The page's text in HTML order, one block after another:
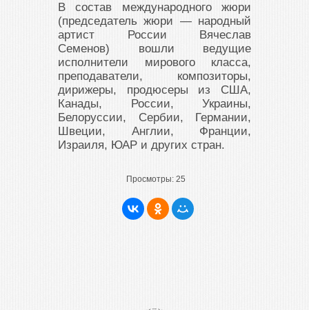
В состав международного жюри
(председатель жюри — народный
артист России Вячеслав
Семенов)
вошли ведущие
исполнители мирового класса,
преподаватели, композиторы,
дирижеры, продюсеры из США,
Канады, России, Украины,
Белоруссии, Сербии, Германии,
Швеции, Англии, Франции,
Израиля, ЮАР и других стран.
Просмотры: 25